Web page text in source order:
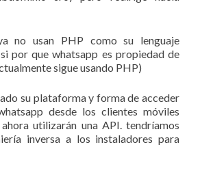
no usan PHP como su lenguaje
por que whatsapp es propiedad de
sigue usando PHP)
su plataforma y forma de acceder
desde los clientes móviles
utilizarán una API. tendríamos
inversa a los instaladores para